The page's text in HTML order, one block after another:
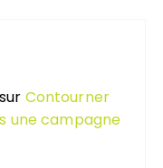
Contourner
une campagne